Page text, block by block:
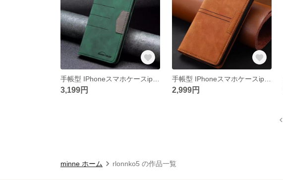
3,199円
手帳型 IPhoneスマホケースiphone15/14/13/12/11promax
2,999円
minne ホーム rlonnko5 の作品一覧